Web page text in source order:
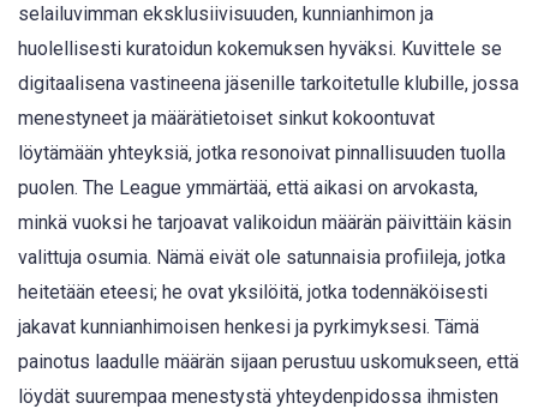
selailuvimman eksklusiivisuuden, kunnianhimon ja
huolellisesti kuratoidun kokemuksen hyväksi. Kuvittele se
digitaalisena vastineena jäsenille tarkoitetulle klubille, jossa
menestyneet ja määrätietoiset sinkut kokoontuvat
löytämään yhteyksiä, jotka resonoivat pinnallisuuden tuolla
puolen. The League ymmärtää, että aikasi on arvokasta,
minkä vuoksi he tarjoavat valikoidun määrän päivittäin käsin
valittuja osumia. Nämä eivät ole satunnaisia profiileja, jotka
heitetään eteesi; he ovat yksilöitä, jotka todennäköisesti
jakavat kunnianhimoisen henkesi ja pyrkimyksesi. Tämä
painotus laadulle määrän sijaan perustuu uskomukseen, että
löydät suurempaa menestystä yhteydenpidossa ihmisten